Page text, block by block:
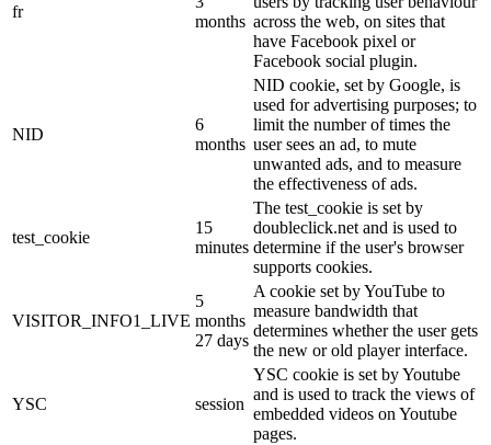
fr
months across the web, on sites that
have Facebook pixel or
Facebook social plugin.
NID
6
months
NID cookie, set by Google, is
used for advertising purposes; to
limit the number of times the
user sees an ad, to mute
unwanted ads, and to measure
the effectiveness of ads.
test_cookie
15
minutes
The test_cookie is set by
doubleclick.net and is used to
determine if the user's browser
supports cookies.
VISITOR_INFO1_LIVE
5
months
27 days
A cookie set by YouTube to
measure bandwidth that
determines whether the user gets
the new or old player interface.
YSC session
YSC cookie is set by Youtube
and is used to track the views of
embedded videos on Youtube
pages.